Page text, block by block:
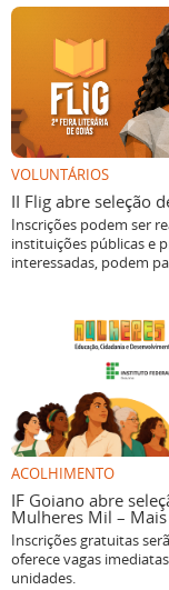
VOLUNTÁRIOS
II Flig abre seleção
Inscrições podem ser
instituições públicas e
interessadas, podem
ACOLHIMENTO
IF Goiano abre
Mulheres Mil –
Inscrições gratuitas
oferece vagas
unidades.